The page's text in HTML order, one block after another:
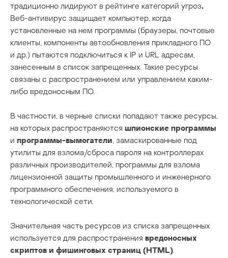
традиционно лидируют в рейтинге категорий угроз.
Веб-антивирус защищает компьютер, когда
установленные на нем программы (браузеры, почтовые
клиенты, компоненты автообновления прикладного ПО
и др.) пытаются подключиться к IP и URL адресам,
занесенным в список запрещенных. Такие ресурсы
связаны с распространением или управлением каким-
либо вредоносным ПО.
В частности, в черные списки попадают также ресурсы,
на которых распространяются шпионские программы
и программы-вымогатели, замаскированные под
утилиты для взлома/сброса пароля на контроллерах
различных производителей, программы для взлома
лицензионной защиты промышленного и инженерного
программного обеспечения, используемого в
технологической сети.
Значительная часть ресурсов из списка запрещенных
используется для распространения вредоносных
скриптов и фишинговых страниц (HTML).